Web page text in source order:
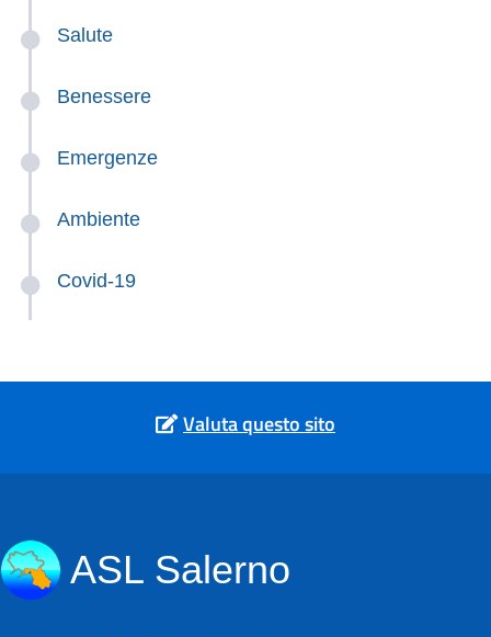
Salute
Benessere
Emergenze
Ambiente
Covid-19
Valuta questo sito
ASL Salerno